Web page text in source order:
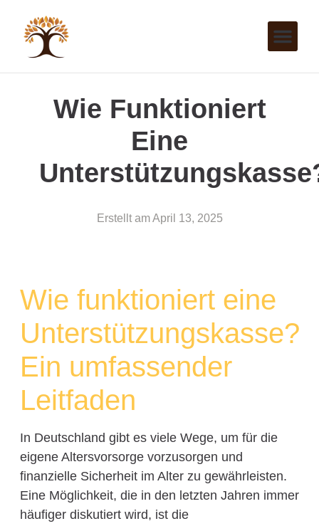
Wie Funktioniert
Eine
Erstellt am April 13, 2025
Wie funktioniert eine
Unterstützungskasse?
Ein umfassender
Leitfaden
In Deutschland gibt es viele Wege, um für die
eigene Altersvorsorge vorzusorgen und
finanzielle Sicherheit im Alter zu gewährleisten.
Eine Möglichkeit, die in den letzten Jahren immer
häufiger diskutiert wird, ist die